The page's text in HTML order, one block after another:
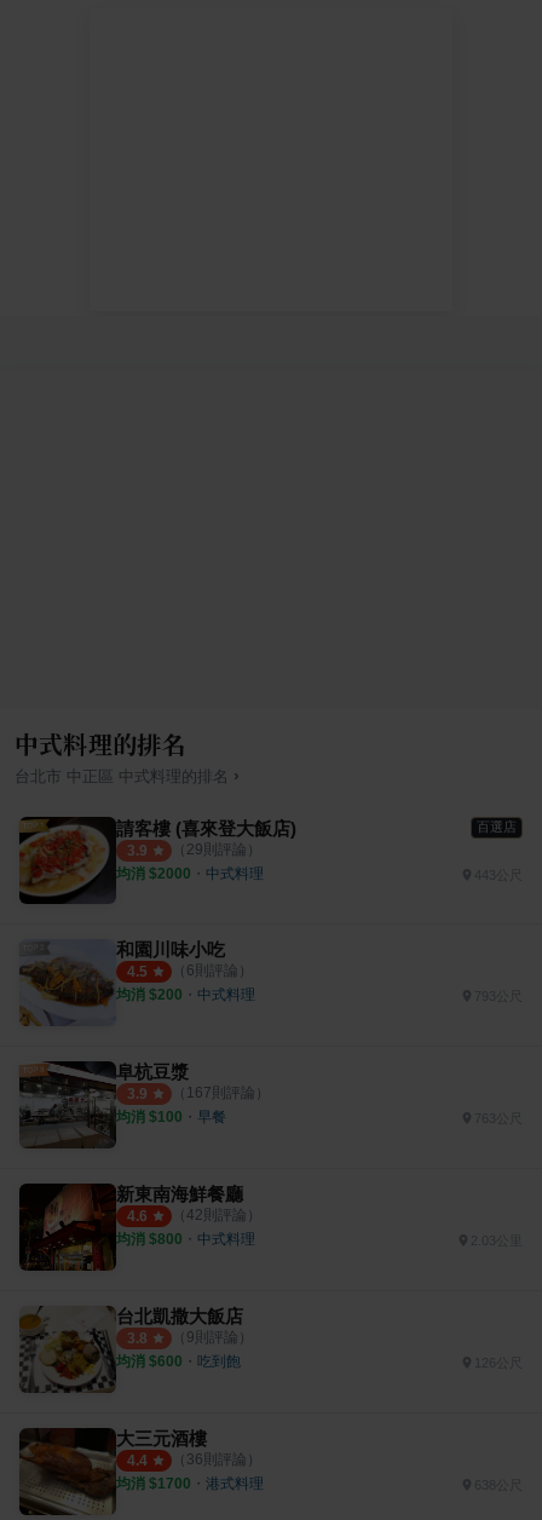
中式料理的排名
台北市 中正區 中式料理的排名 ›
請客樓 (喜來登大飯店) 百選店
3.9 （ 29則評論）
均消 $2000 ・ 中式料理 443公尺
和園川味小吃
4.5 （ 6則評論）
均消 $200 ・ 中式料理
阜杭豆漿
3.9 （ 167則評論）
均消 $100 ・ 早餐
新東南海鮮餐廳
4.6 （ 42則評論）
均消 $800 ・ 中式料理
台北凱撒大飯店
3.8 （ 9則評論）
均消 $600 ・ 吃到飽
大三元酒樓
4.4 （ 36則評論）
均消 $1700 ・ 港式料理